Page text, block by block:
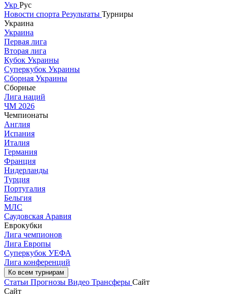
Укр Рус
Новости спорта Результаты Турниры
Украина
Украина
Первая лига
Вторая лига
Кубок Украины
Суперкубок Украины
Сборная Украины
Сборные
Лига наций
ЧМ 2026
Чемпионаты
Англия
Испания
Италия
Германия
Франция
Нидерланды
Турция
Португалия
Бельгия
МЛС
Саудовская Аравия
Еврокубки
Лига чемпионов
Лига Европы
Суперкубок УЕФА
Лига конференций
Ко всем турнирам
Статьи Прогнозы Видео Трансферы Сайт
Сайт